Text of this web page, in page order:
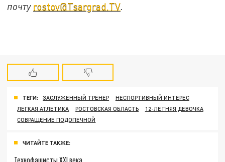
почту rostov@Tsargrad.ТV.
ТЕГИ: ЗАСЛУЖЕННЫЙ ТРЕНЕР
НЕСПОРТИВНЫЙ ИНТЕРЕС
ЛЕГКАЯ АТЛЕТИКА
РОСТОВСКАЯ ОБЛАСТЬ
12-ЛЕТНЯЯ ДЕВОЧКА
СОВРАЩЕНИЕ ПОДОПЕЧНОЙ
ЧИТАЙТЕ ТАКЖЕ:
Технофашисты XXI века